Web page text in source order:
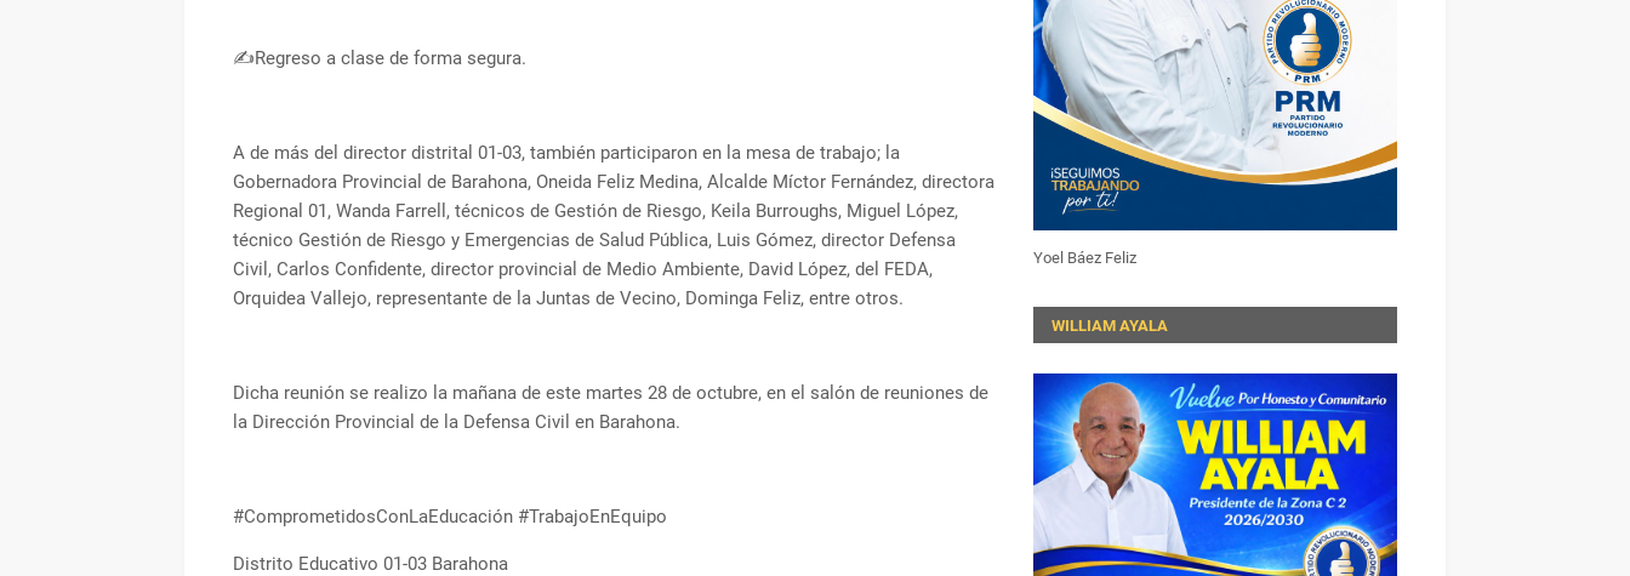
✍️Regreso a clase de forma segura.
A de más del director distrital 01-03, también participaron en la mesa de trabajo; la
Gobernadora Provincial de Barahona, Oneida Feliz Medina, Alcalde Míctor Fernández, directora
Regional 01, Wanda Farrell, técnicos de Gestión de Riesgo, Keila Burroughs, Miguel López,
técnico Gestión de Riesgo y Emergencias de Salud Pública, Luis Gómez, director Defensa
Civil, Carlos Confidente, director provincial de Medio Ambiente, David López, del FEDA,
Orquidea Vallejo, representante de la Juntas de Vecino, Dominga Feliz, entre otros.
Dicha reunión se realizo la mañana de este martes 28 de octubre, en el salón de reuniones de
la Dirección Provincial de la Defensa Civil en Barahona.
#ComprometidosConLaEducación #TrabajoEnEquipo
Distrito Educativo 01-03 Barahona
Yoel Báez Feliz
WILLIAM AYALA